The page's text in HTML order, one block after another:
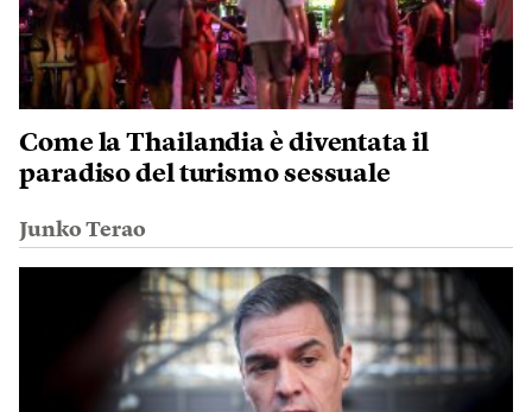
Come la Thailandia è diventata il
paradiso del turismo sessuale
Junko Terao